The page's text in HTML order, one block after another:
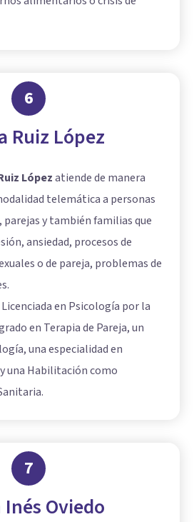
6
Ruiz López
Lópezatiende de manera
telemática a personas
parejas y también familias que
ansiedad, procesos de
o de pareja, problemas de
en Psicología por la
en Terapia de Pareja, un
una especialidad en
una Habilitación como
7
Oviedo